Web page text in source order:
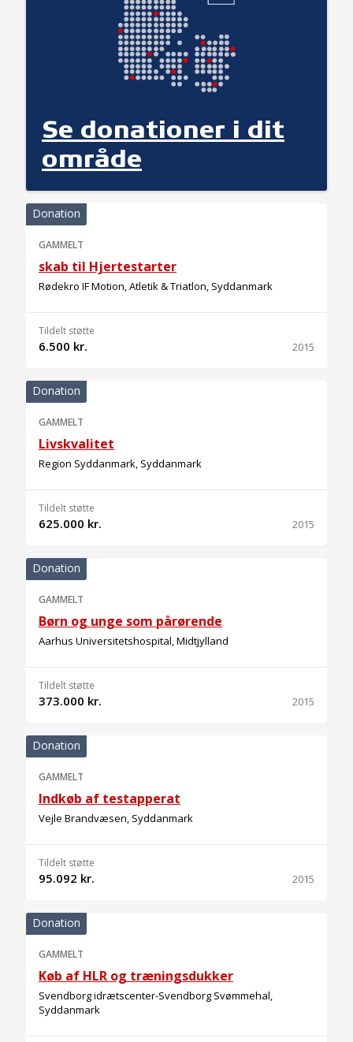
Se donationer i dit
område
Donation
GAMMELT
skab til Hjertestarter
Rødekro IF Motion, Atletik & Triatlon, Syddanmark
Tildelt støtte
6.500 kr. 2015
Donation
GAMMELT
Livskvalitet
Region Syddanmark, Syddanmark
Tildelt støtte
625.000 kr. 2015
Donation
GAMMELT
Børn og unge som pårørende
Aarhus Universitetshospital, Midtjylland
Tildelt støtte
373.000 kr. 2015
Donation
GAMMELT
Indkøb af testapperat
Vejle Brandvæsen, Syddanmark
Tildelt støtte
95.092 kr. 2015
Donation
GAMMELT
Køb af HLR og træningsdukker
Svendborg idrætscenter-Svendborg Svømmehal,
Syddanmark